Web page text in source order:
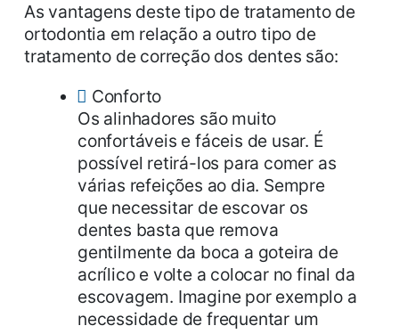
As vantagens deste tipo de tratamento de
ortodontia em relação a outro tipo de
tratamento de correção dos dentes são:
Conforto
Os alinhadores são muito
confortáveis e fáceis de usar. É
possível retirá-los para comer as
várias refeições ao dia. Sempre
que necessitar de escovar os
dentes basta que remova
gentilmente da boca a goteira de
acrílico e volte a colocar no final da
escovagem. Imagine por exemplo a
necessidade de frequentar um